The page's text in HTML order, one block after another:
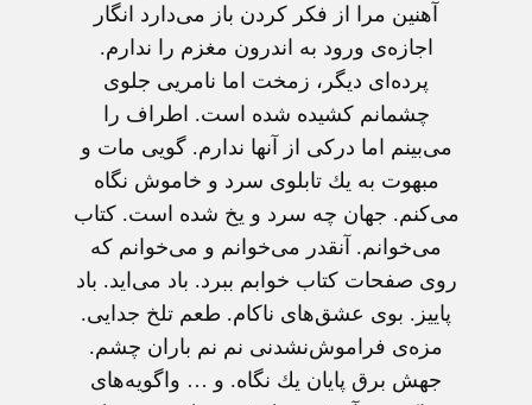
آهنین مرا از فكر كردن باز می‌دارد انگار
اجازه‌ی ورود به اندرون مغزم را ندارم.
پرده‌ای دیگر، زمخت اما نامریی جلوی
چشمانم كشیده شده است. اطراف را
می‌بینم اما دركی از آنها ندارم. گویی مات و
مبهوت به یك تابلوی سرد و خاموش نگاه
می‌كنم. جهان چه سرد و یخ شده است. كتاب
می‌خوانم. آنقدر می‌خوانم و می‌خوانم كه
روی صفحات كتاب خوابم ببرد. باد می‌اید. باد
پاییز. بوی عشق‌های ناكام. طعم تلخ جدایی.
مزه‌ی فراموش‌نشدنی نم نم باران چشم.
جهش برق پایان یك نگاه. و … واگویه‌های